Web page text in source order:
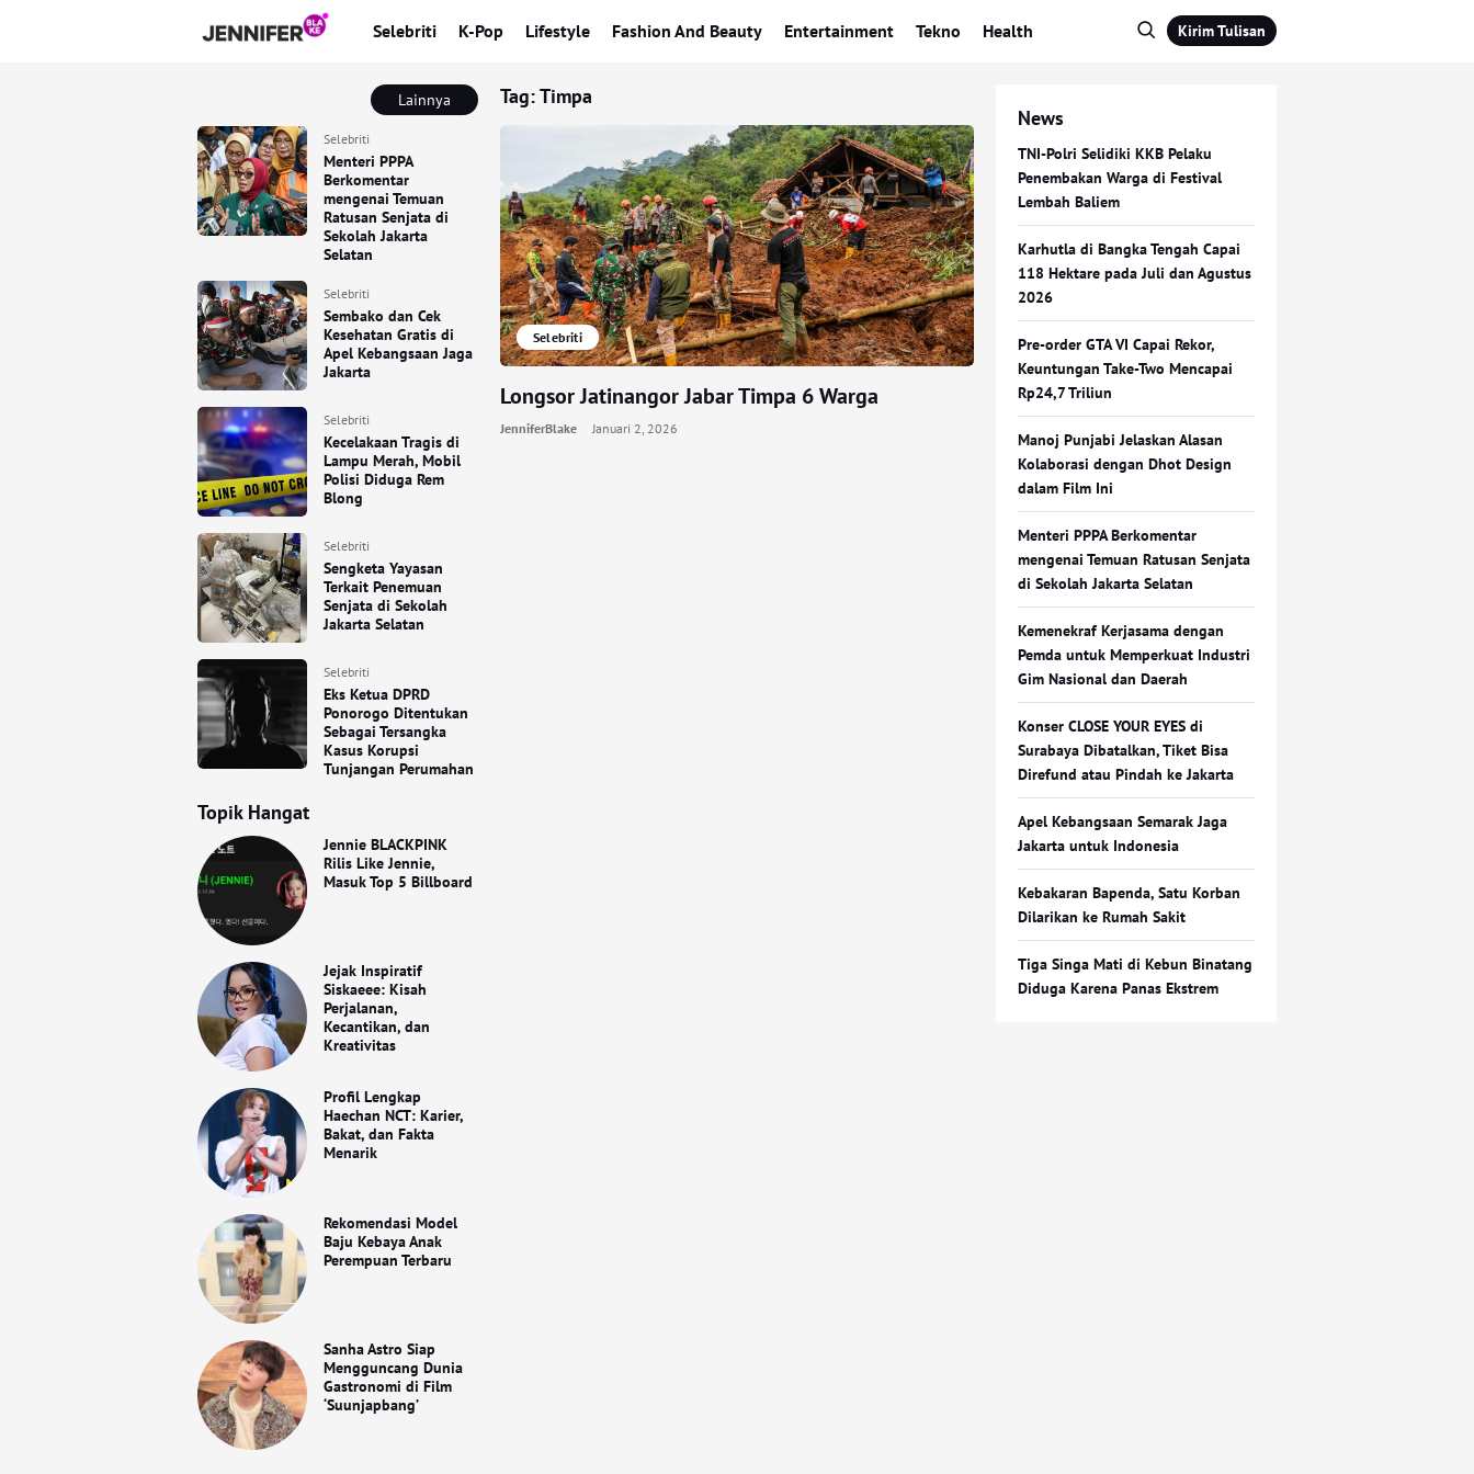
Selebriti K-Pop Lifestyle Fashion And Beauty Entertainment Tekno Health Kirim Tulisan
Lainnya
Selebriti
Menteri PPPA
Berkomentar
mengenai Temuan
Ratusan Senjata di
Sekolah Jakarta
Selatan
Selebriti
Sembako dan Cek
Kesehatan Gratis di
Apel Kebangsaan Jaga
Jakarta
Selebriti
Kecelakaan Tragis di
Lampu Merah, Mobil
Polisi Diduga Rem
Blong
Selebriti
Sengketa Yayasan
Terkait Penemuan
Senjata di Sekolah
Jakarta Selatan
Selebriti
Eks Ketua DPRD
Ponorogo Ditentukan
Sebagai Tersangka
Kasus Korupsi
Tunjangan Perumahan
Topik Hangat
Jennie BLACKPINK
Rilis Like Jennie,
Masuk Top 5 Billboard
Jejak Inspiratif
Siskaeee: Kisah
Perjalanan,
Kecantikan, dan
Kreativitas
Profil Lengkap
Haechan NCT: Karier,
Bakat, dan Fakta
Menarik
Rekomendasi Model
Baju Kebaya Anak
Perempuan Terbaru
Sanha Astro Siap
Mengguncang Dunia
Gastronomi di Film
‘Suunjapbang’
Tag:Timpa
Selebriti
Longsor Jatinangor Jabar Timpa 6 Warga
JenniferBlake Januari 2, 2026
News
TNI-Polri Selidiki KKB Pelaku
Penembakan Warga di Festival
Lembah Baliem
Karhutla di Bangka Tengah Capai
118 Hektare pada Juli dan Agustus
2026
Pre-order GTA VI Capai Rekor,
Keuntungan Take-Two Mencapai
Rp24,7 Triliun
Manoj Punjabi Jelaskan Alasan
Kolaborasi dengan Dhot Design
dalam Film Ini
Menteri PPPA Berkomentar
mengenai Temuan Ratusan Senjata
di Sekolah Jakarta Selatan
Kemenekraf Kerjasama dengan
Pemda untuk Memperkuat Industri
Gim Nasional dan Daerah
Konser CLOSE YOUR EYES di
Surabaya Dibatalkan, Tiket Bisa
Direfund atau Pindah ke Jakarta
Apel Kebangsaan Semarak Jaga
Jakarta untuk Indonesia
Kebakaran Bapenda, Satu Korban
Dilarikan ke Rumah Sakit
Tiga Singa Mati di Kebun Binatang
Diduga Karena Panas Ekstrem